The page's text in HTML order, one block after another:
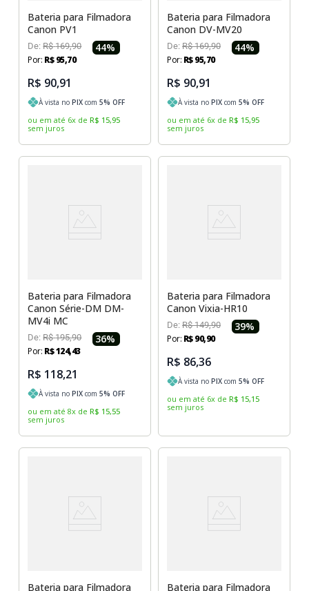
Bateria para Filmadora
Canon PV1
De:R$ 169,90 44%
Por: R$ 95,70
R$ 90,91
À vista noPIX com5% OFF
ou em até 6x de R$ 15,95
sem juros
Bateria para Filmadora
Canon DV-MV20
De: R$ 169,90 44%
Por: R$95,70
R$ 90,91
À vista no PIX com 5% OFF
ou em até 6x de R$ 15,95
sem juros
Bateria para Filmadora
Canon Série-DM DM-
MV4i MC
De:R$ 195,90 36%
Por: R$124,43
R$ 118,21
À vista noPIX com5% OFF
ou em até 8x de R$ 15,55
sem juros
Bateria para Filmadora
Canon Vixia-HR10
De: R$ 149,90 39%
Por: R$90,90
R$ 86,36
À vista no PIX com 5% OFF
ou em até 6x de R$ 15,15
sem juros
Bateria para Filmadora Bateria para Filmadora